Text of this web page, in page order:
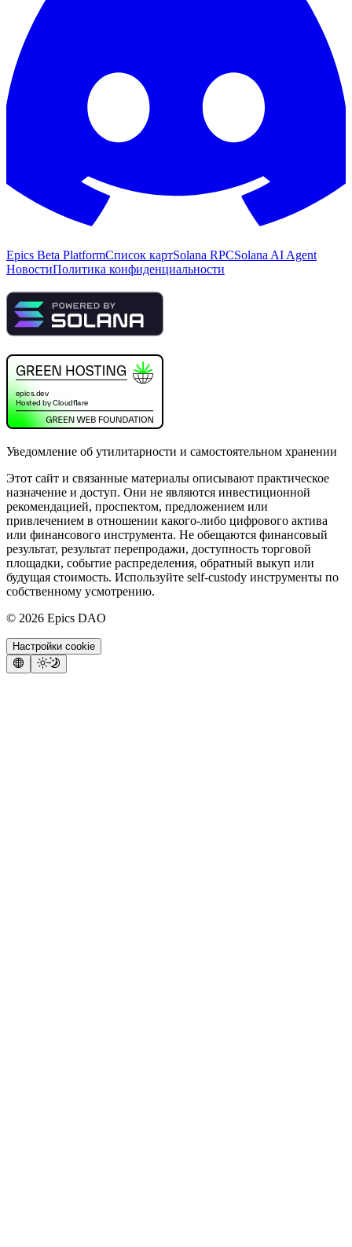
Epics Beta PlatformСписок картSolana RPCSolana AI Agent
НовостиПолитика конфиденциальности
Уведомление об утилитарности и самостоятельном хранении
Этот сайт и связанные материалы описывают практическое
назначение и доступ. Они не являются инвестиционной
рекомендацией, проспектом, предложением или
привлечением в отношении какого-либо цифрового актива
или финансового инструмента. Не обещаются финансовый
результат, результат перепродажи, доступность торговой
площадки, событие распределения, обратный выкуп или
будущая стоимость. Используйте self-custody инструменты по
собственному усмотрению.
© 2026 Epics DAO
Настройки cookie